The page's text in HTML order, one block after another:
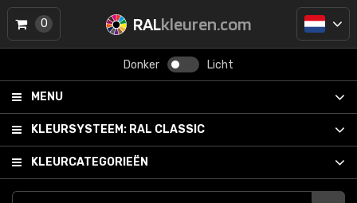
RALkleuren.com
Donker Licht
MENU
KLEURSYSTEEM: RAL CLASSIC
KLEURCATEGORIEËN
0